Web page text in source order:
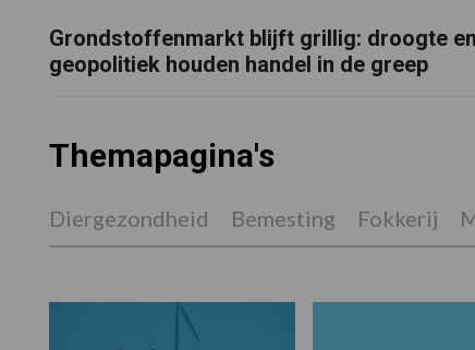
Grondstoffenmarkt blijft grillig: droogte en
geopolitiek houden handel in de greep
Themapagina's
Diergezondheid Bemesting Fokkerij